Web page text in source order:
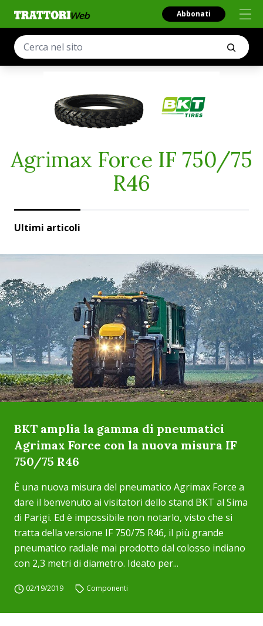
Abbonati
Agrimax Force IF 750/75
R46
Ultimi articoli
BKT amplia la gamma di pneumatici
Agrimax Force con la nuova misura IF
750/75 R46
È una nuova misura del pneumatico Agrimax Force a
dare il benvenuto ai visitatori dello stand BKT al Sima
di Parigi. Ed è impossibile non notarlo, visto che si
tratta della versione IF 750/75 R46, il più grande
pneumatico radiale mai prodotto dal colosso indiano
con 2,3 metri di diametro. Ideato per...
02/19/2019 Componenti